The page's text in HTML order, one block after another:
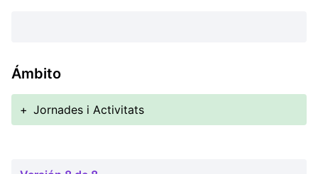
Ámbito
+ Jornades i Activitats